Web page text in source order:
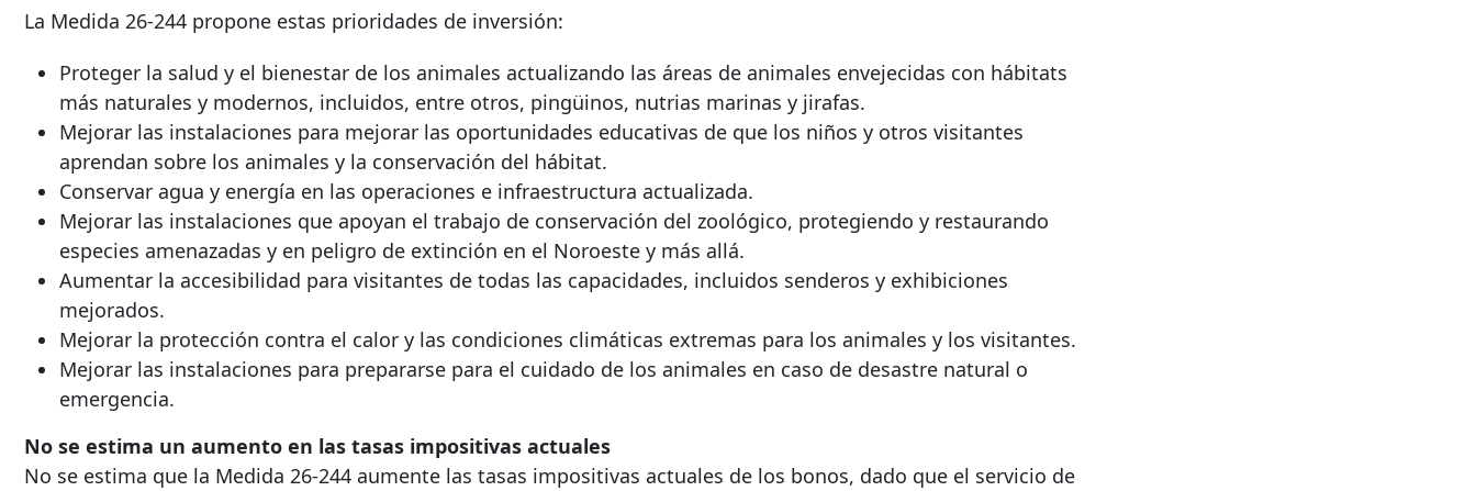
La Medida 26-244 propone estas prioridades de inversión:
Proteger la salud y el bienestar de los animales actualizando las áreas de animales envejecidas con hábitats
más naturales y modernos, incluidos, entre otros, pingüinos, nutrias marinas y jirafas.
Mejorar las instalaciones para mejorar las oportunidades educativas de que los niños y otros visitantes
aprendan sobre los animales y la conservación del hábitat.
Conservar agua y energía en las operaciones e infraestructura actualizada.
Mejorar las instalaciones que apoyan el trabajo de conservación del zoológico, protegiendo y restaurando
especies amenazadas y en peligro de extinción en el Noroeste y más allá.
Aumentar la accesibilidad para visitantes de todas las capacidades, incluidos senderos y exhibiciones
mejorados.
Mejorar la protección contra el calor y las condiciones climáticas extremas para los animales y los visitantes.
Mejorar las instalaciones para prepararse para el cuidado de los animales en caso de desastre natural o
emergencia.
No se estima un aumento en las tasas impositivas actuales
No se estima que la Medida 26-244 aumente las tasas impositivas actuales de los bonos, dado que el servicio de